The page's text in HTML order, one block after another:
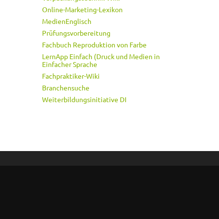
Online-Marketing-Lexikon
MedienEnglisch
Prüfungsvorbereitung
Fachbuch Reproduktion von Farbe
LernApp Einfach (Druck und Medien in
Einfacher Sprache
Fachpraktiker-Wiki
Branchensuche
Weiterbildungsinitiative DI